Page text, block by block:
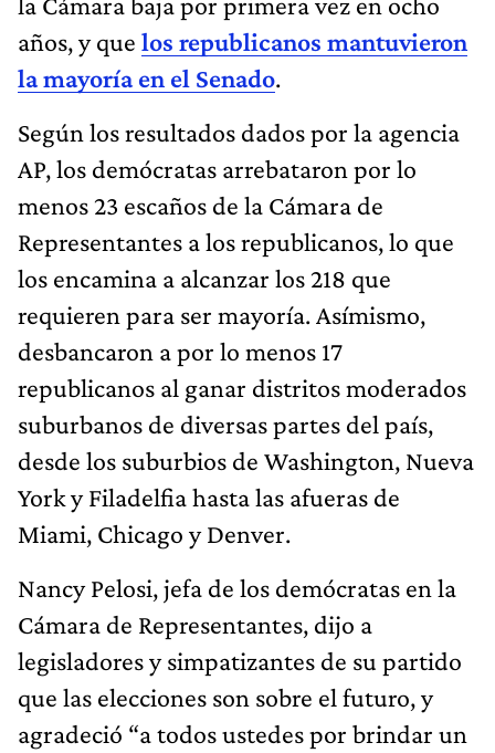
años, y que los republicanos mantuvieron
la mayoría en el Senado.
Según los resultados dados por la agencia
AP, los demócratas arrebataron por lo
menos 23 escaños de la Cámara de
Representantes a los republicanos, lo que
los encamina a alcanzar los 218 que
requieren para ser mayoría. Asímismo,
desbancaron a por lo menos 17
republicanos al ganar distritos moderados
suburbanos de diversas partes del país,
desde los suburbios de Washington, Nueva
York y Filadelfia hasta las afueras de
Miami, Chicago y Denver.
Nancy Pelosi, jefa de los demócratas en la
Cámara de Representantes, dijo a
legisladores y simpatizantes de su partido
que las elecciones son sobre el futuro, y
agradeció “a todos ustedes por brindar un